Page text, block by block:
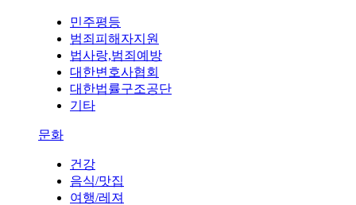
민주평등
범죄피해자지원
법사랑,범죄예방
대한변호사협회
대한법률구조공단
기타
문화
건강
음식/맛집
여행/레져